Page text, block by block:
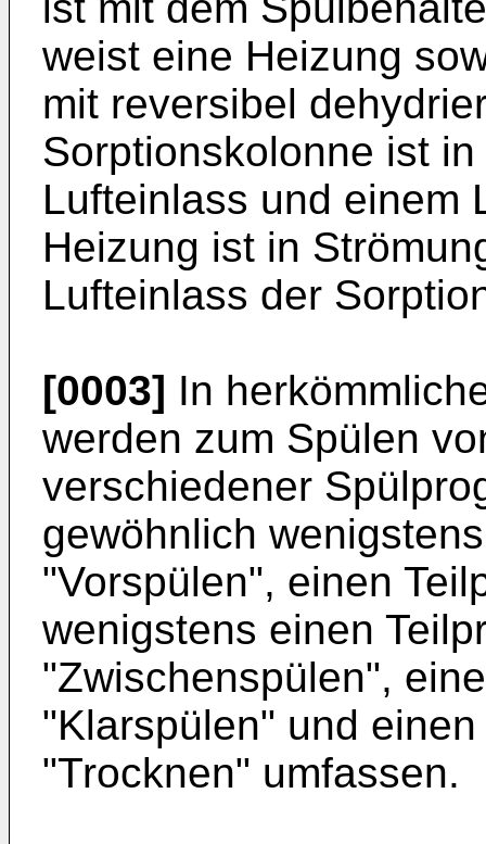
weist eine Heizung
mit reversibel
Sorptionskolonne ist
Lufteinlass und einem
Heizung ist in
Lufteinlass der
[0003] In
werden zum Spülen
verschiedener
gewöhnlich
"Vorspülen", einen
wenigstens einen
"Zwischenspülen",
"Klarspülen" und
"Trocknen" umfassen.